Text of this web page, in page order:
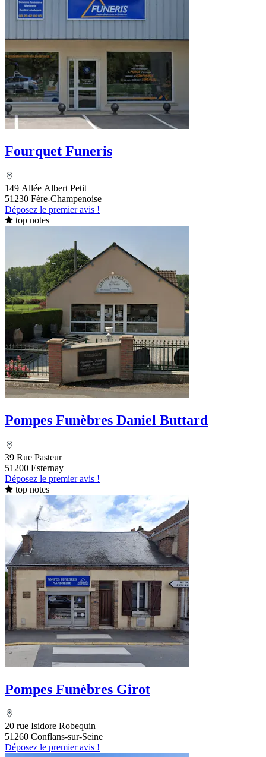
Fourquet Funeris
149 Allée Albert Petit
51230 Fère-Champenoise
Déposez le premier avis !
top notes
Pompes Funèbres Daniel Buttard
39 Rue Pasteur
51200 Esternay
Déposez le premier avis !
top notes
Pompes Funèbres Girot
20 rue Isidore Robequin
51260 Conflans-sur-Seine
Déposez le premier avis !